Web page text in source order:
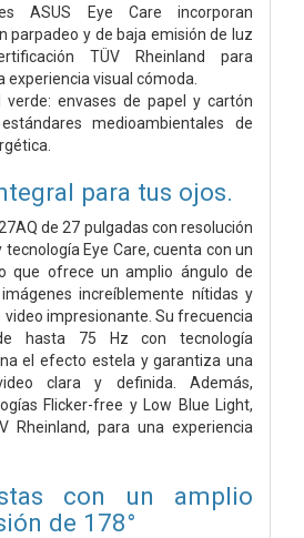
ASUS Eye Care incorporan
parpadeo y de baja emisión de luz
TÜV Rheinland para
experiencia visual cómoda.
verde: envases de papel y cartón
medioambientales de
para tus ojos.
de 27 pulgadas con resolución
tecnología Eye Care, cuenta con un
que ofrece un amplio ángulo de
increíblemente nítidas y
impresionante. Su frecuencia
hasta 75 Hz con tecnología
el efecto estela y garantiza una
clara y definida. Además,
Flicker-free y Low Blue Light,
Rheinland, para una experiencia
con un amplio
de 178°